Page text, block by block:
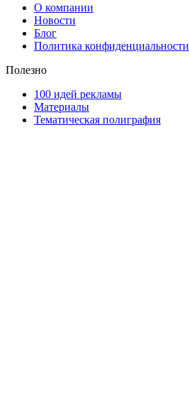
О компании
Новости
Блог
Политика конфиденциальности
Полезно
100 идей рекламы
Материалы
Тематическая полиграфия